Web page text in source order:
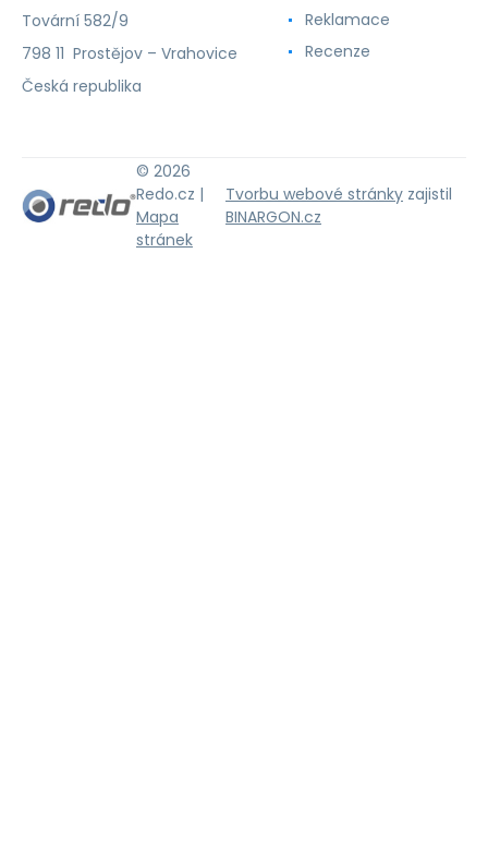
Tovární 582/9
798 11 Prostějov – Vrahovice
Česká republika
Reklamace
Recenze
© 2026
Redo.cz |
Mapa
stránek
Tvorbu webové stránky zajistil
BINARGON.cz